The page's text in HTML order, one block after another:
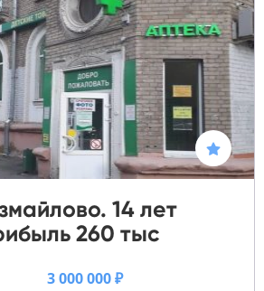
14 лет
260 тыс
3 000 000 ₽